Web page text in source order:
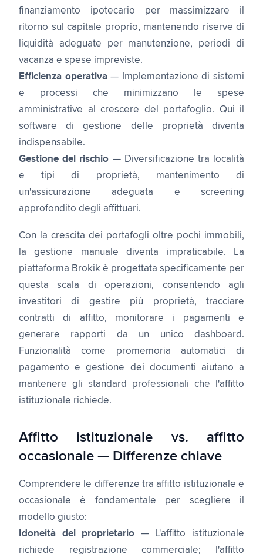
finanziamento ipotecario per massimizzare il
ritorno sul capitale proprio, mantenendo riserve di
liquidità adeguate per manutenzione, periodi di
vacanza e spese impreviste.
Efficienza operativa— Implementazione di sistemi
e processi che minimizzano le spese
amministrative al crescere del portafoglio. Qui il
software di gestione delle proprietà diventa
indispensabile.
Gestione del rischio — Diversificazione tra località
e tipi di proprietà, mantenimento di
un'assicurazione adeguata e screening
approfondito degli affittuari.
Con la crescita dei portafogli oltre pochi immobili,
la gestione manuale diventa impraticabile. La
piattaforma Brokik è progettata specificamente per
questa scala di operazioni, consentendo agli
investitori di gestire più proprietà, tracciare
contratti di affitto, monitorare i pagamenti e
generare rapporti da un unico dashboard.
Funzionalità come promemoria automatici di
pagamento e gestione dei documenti aiutano a
mantenere gli standard professionali che l'affitto
istituzionale richiede.
Affitto istituzionale vs. affitto
occasionale — Differenze chiave
Comprendere le differenze tra affitto istituzionale e
occasionale è fondamentale per scegliere il
modello giusto:
Idoneità del proprietario — L'affitto istituzionale
richiede registrazione commerciale; l'affitto